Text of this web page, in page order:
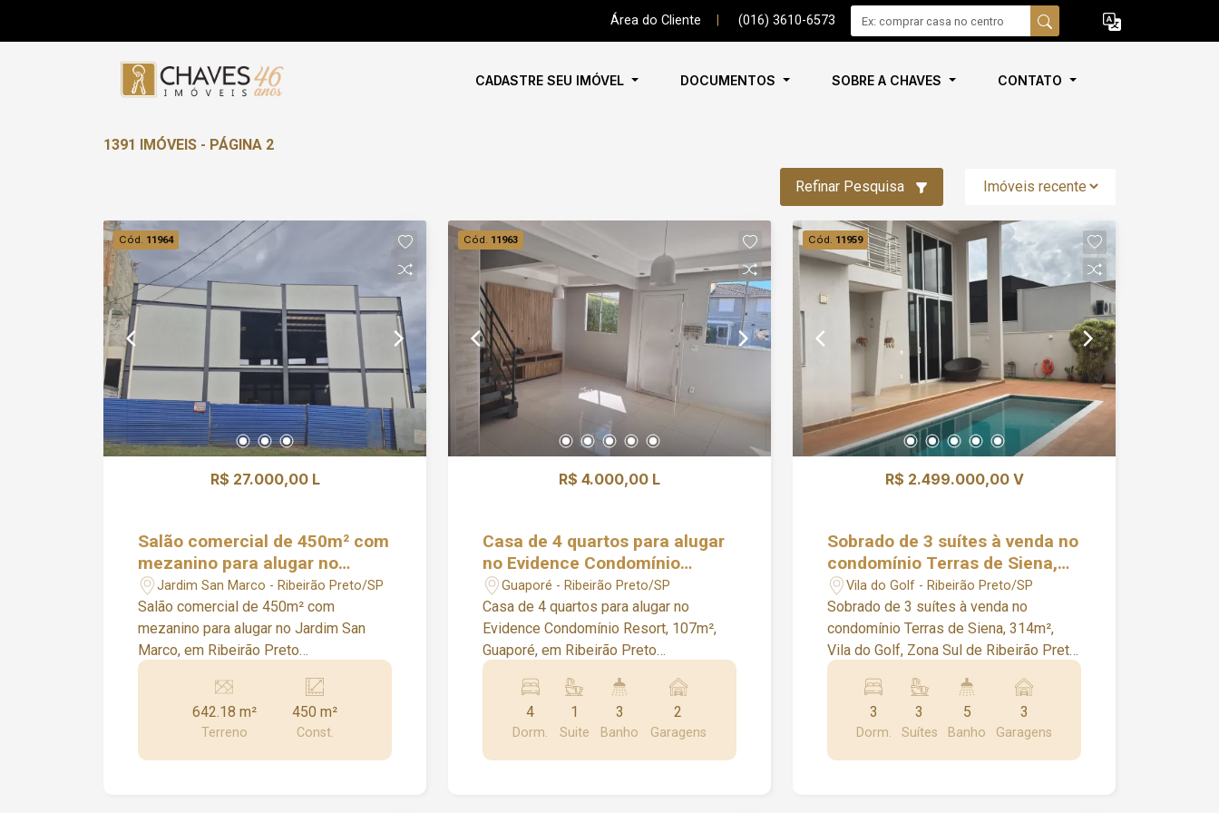
Área do Cliente (016) 3610-6573
CADASTRE SEU IMÓVEL DOCUMENTOS SOBRE A CHAVES CONTATO
1391 IMÓVEIS - PÁGINA 2
Refinar Pesquisa
Cód. 11964
R$ 27.000,00 L
Salão comercial de 450m² com
mezanino para alugar no
Jardim San Marco, em Ribeirão
Preto
Jardim San Marco - Ribeirão Preto/SP
Salão comercial de 450m² com
mezanino para alugar no Jardim San
Marco, em Ribeirão Preto
Características do imóvel: - Salão
comercial com pé direito alto de 10m e
mezanino - Piso térreo com 450m² -
Mezanino com 260m² *Em construção*
Agende uma visita :) Condomínios que
642.18 m²
Terreno
450 m²
Const.
Cód. 11963
R$ 4.000,00 L
Casa de 4 quartos para alugar
no Evidence Condomínio
Resort, 107m², Guaporé, em
Ribeirão Preto
Guaporé - Ribeirão Preto/SP
Casa de 4 quartos para alugar no
Evidence Condomínio Resort, 107m²,
Guaporé, em Ribeirão Preto
Características do imóvel: - 4 Quartos
com armários, sendo 1 suíte - 1 Quarto
tem closet - Sala 2 ambientes -
Banheiro social - Lavabo - Cozinha
planejada com conceito aberto -
4
Dorm.
1
Suite
3
Banho
2
Garagens
Cód. 11959
R$ 2.499.000,00 V
Sobrado de 3 suítes à venda no
condomínio Terras de Siena,
314m², Vila do Golf, Zona Sul
de Ribeirão Preto
Vila do Golf - Ribeirão Preto/SP
Sobrado de 3 suítes à venda no
condomínio Terras de Siena, 314m²,
Vila do Golf, Zona Sul de Ribeirão Preto
Características do imóvel: - 3 Suítes
amplas com ar-condicionado e portas
automatizadas da Linha Gold - Living e
Jantar integrados com pé-direito duplo
- Cozinha completa com cooktop, coifa
3
Dorm.
3
Suítes
5
Banho
3
Garagens